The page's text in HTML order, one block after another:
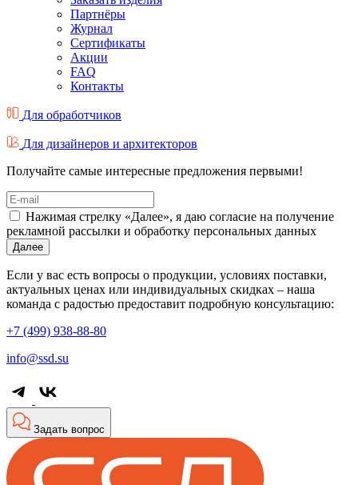
Партнёры
Журнал
Cертификаты
Акции
FAQ
Контакты
Для обработчиков
Для дизайнеров и архитекторов
Получайте самые интересные предложения первыми!
Нажимая стрелку «Далее», я даю согласие на получение
рекламной рассылки и обработку персональных данных
Далее
Если у вас есть вопросы о продукции, условиях поставки,
актуальных ценах или индивидуальных скидках – наша
команда с радостью предоставит подробную консультацию:
+7 (499) 938-88-80
info@ssd.su
Задать вопрос